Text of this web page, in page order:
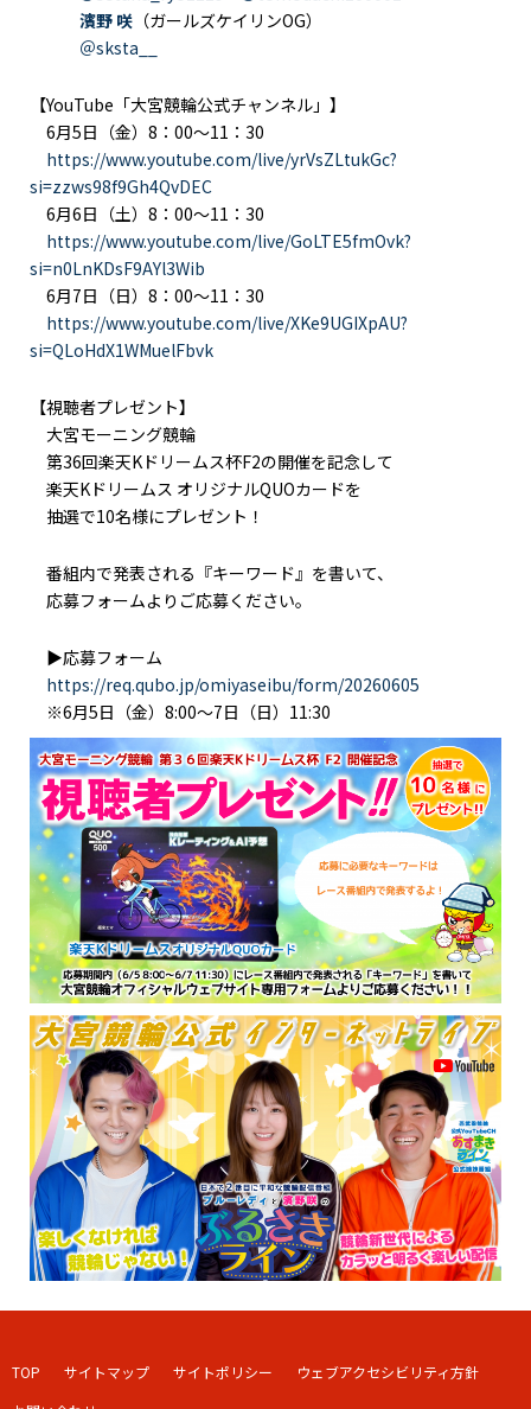
濱野 咲 （ガールズケイリンOG）
＠sksta__
【YouTube「大宮競輪公式チャンネル」】
6月5日（金）8：00～11：30
https://www.youtube.com/live/yrVsZLtukGc?
si=zzws98f9Gh4QvDEC
6月6日（土）8：00～11：30
https://www.youtube.com/live/GoLTE5fmOvk?
si=n0LnKDsF9AYl3Wib
6月7日（日）8：00～11：30
https://www.youtube.com/live/XKe9UGIXpAU?
si=QLoHdX1WMuelFbvk
【視聴者プレゼント】
大宮モーニング競輪
第36回楽天Kドリームス杯F2の開催を記念して
楽天Kドリームス オリジナルQUOカードを
抽選で10名様にプレゼント！
番組内で発表される『キーワード』を書いて、
応募フォームよりご応募ください。
▶応募フォーム
https://req.qubo.jp/omiyaseibu/form/20260605
※6月5日（金）8:00～7日（日）11:30
TOP サイトマップ サイトポリシー
ウェブアクセシビリティ方針